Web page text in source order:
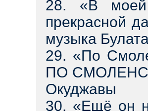
28. «В моей
прекрасной
музыка
29. «По
ПО
Окуджавы
30. «Ещё он